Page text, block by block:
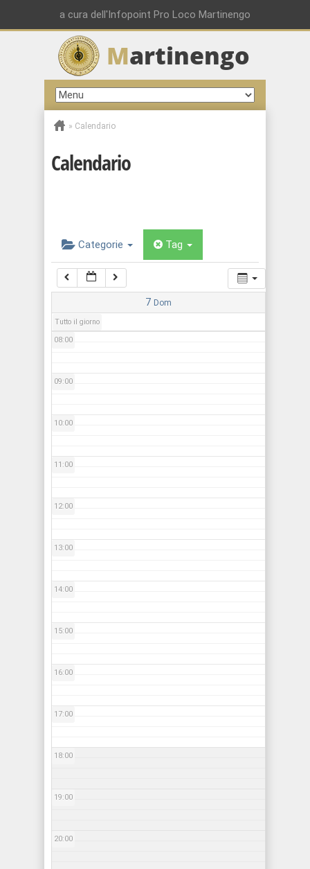
a cura dell'Infopoint Pro Loco Martinengo
Martinengo
» Calendario
Calendario
Categorie Tag
7 Dom
Tutto il giorno
01:00
02:00
03:00
04:00
08:00
09:00
10:00
11:00
12:00
13:00
14:00
15:00
16:00
17:00
18:00
19:00
20:00